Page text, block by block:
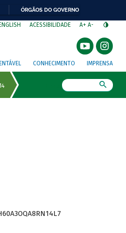
ÓRGÃOS DO GOVERNO
ACESSIBILIDADE A+ A-
CONHECIMENTO IMPRENSA